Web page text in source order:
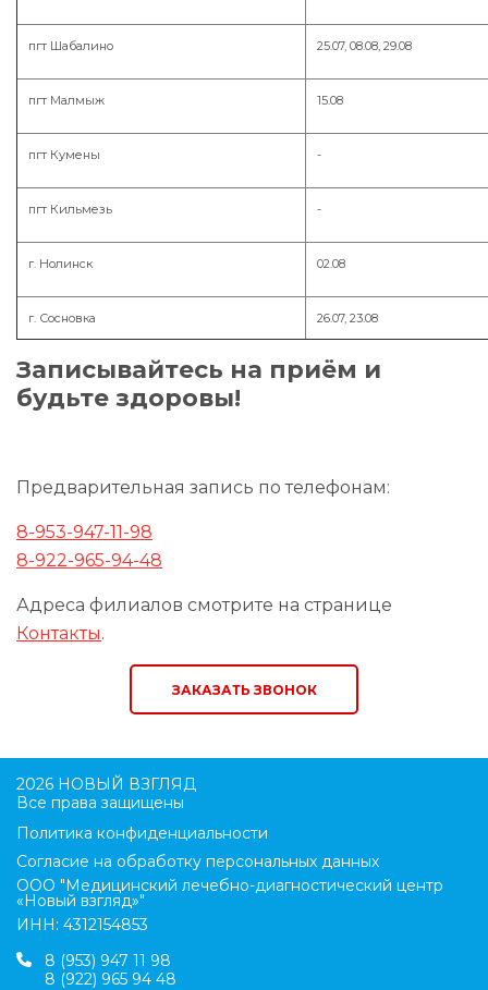
пгт Шабалино 25.07, 08.08, 29.08
пгт Малмыж 15.08
пгт Кумены -
пгт Кильмезь -
г. Нолинск 02.08
г. Сосновка 26.07, 23.08
Записывайтесь на приём и
будьте здоровы!
Предварительная запись по телефонам:
8-953-947-11-98
8-922-965-94-48
Адреса филиалов смотрите на странице
Контакты.
ЗАКАЗАТЬ ЗВОНОК
2026 НОВЫЙ ВЗГЛЯД
Все права защищены
Политика конфиденциальности
Согласие на обработку персональных данных
ООО "Медицинский лечебно-диагностический центр
«Новый взгляд»"
ИНН: 4312154853
8 (953) 947 11 98
8 (922) 965 94 48